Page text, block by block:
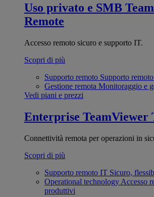
Uso privato e SMB
Remote
Accesso remoto sicuro e supporto IT.
Scopri di più
Supporto remoto Supporto
Gestione remota Monitoraggio e
Vedi piani e prezzi
Enterprise TeamViewer
Connettività remota per operazioni in
Scopri di più
Supporto remoto IT Sicuro,
Operational technology Accesso
produttivi